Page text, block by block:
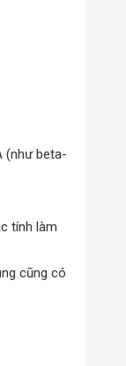
dồi và
sản
Phỉ-
như là
140ml
(như beta-
tính làm
cũng có